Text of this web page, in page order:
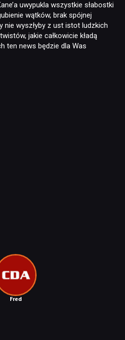
Fred
uwypukla wszystkie słabostki
wątków, brak spójnej
nie wyszłyby z ust istot ludzkich
jakie całkowicie kładą
ten news będzie dla Was